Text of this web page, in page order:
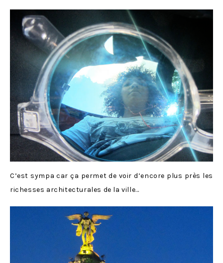
C’est sympa car ça permet de voir d’encore plus près les
richesses architecturales de la ville…